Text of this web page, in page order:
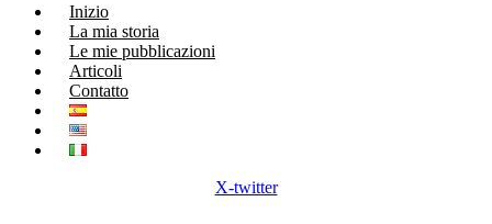
Inizio
La mia storia
Le mie pubblicazioni
Articoli
Contatto
X-twitter